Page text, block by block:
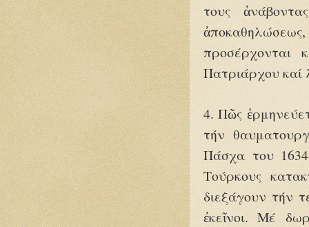
τους
προσέρχονται
Πατριάρχου καί
4. Πῶς
τήν
Πάσχα του
Τούρκους
διεξάγουν τήν
ἐκεῖνοι. Μέ